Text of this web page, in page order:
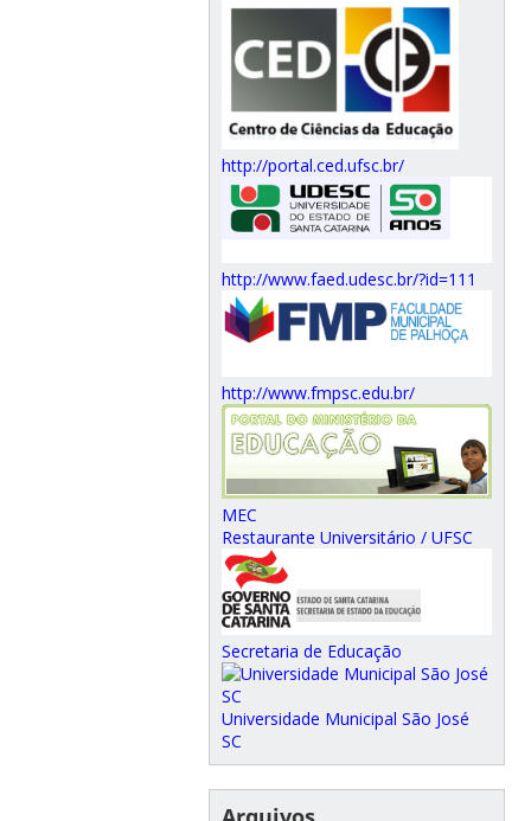
http://portal.ced.ufsc.br/
http://www.faed.udesc.br/?id=111
http://www.fmpsc.edu.br/
MEC
Restaurante Universitário / UFSC
Secretaria de Educação
Universidade Municipal São José
SC